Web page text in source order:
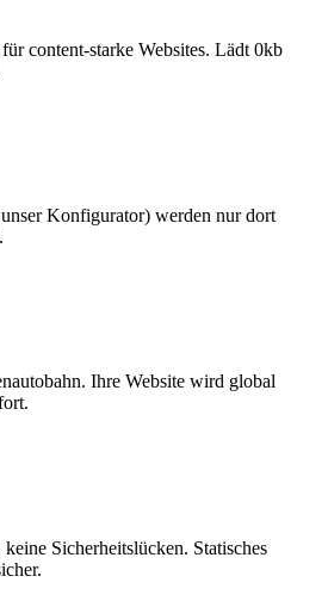
content-starke Websites. Lädt 0kb
Konfigurator) werden nur dort
Ihre Website wird global
Sicherheitslücken. Statisches